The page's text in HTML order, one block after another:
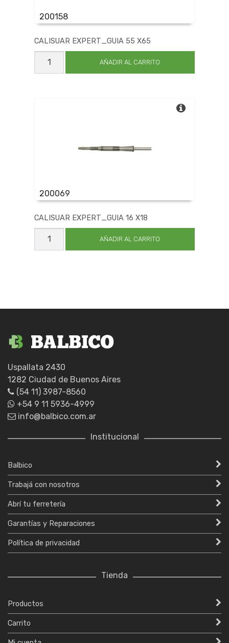
200158
CALISUAR EXPERT_GUIA 55 X65
CALISUAR
EXPERT_GUIA
55
AÑADIR AL CARRITO
200069
CALISUAR EXPERT_GUIA 16 X18
CALISUAR
EXPERT_GUIA
16
AÑADIR AL CARRITO
Uspallata 2430
1282 Ciudad de Buenos Aires
(54 11) 3987-8560
+54 9 11 5936-4999
info@balbico.com.ar
Institucional
Balbico
Trabajá con nosotros
Abrí tu ferretería
Garantías y Reparaciones
Política de privacidad
Tienda
Productos
Carrito